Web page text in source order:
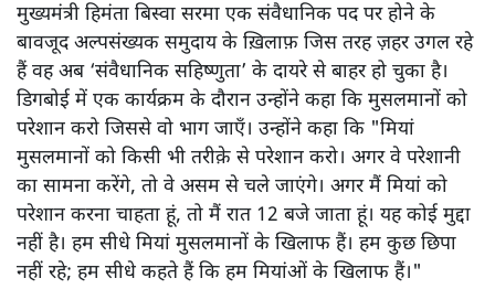
मुख्यमंत्री हिमंता बिस्वा सरमा एक संवैधानिक पद पर होने के
बावजूद अल्पसंख्यक समुदाय के ख़िलाफ़ जिस तरह ज़हर उगल रहे
हैं वह अब ‘संवैधानिक सहिष्णुता’ के दायरे से बाहर हो चुका है।
डिगबोई में एक कार्यक्रम के दौरान उन्होंने कहा कि मुसलमानों को
परेशान करो जिससे वो भाग जाएँ। उन्होंने कहा कि "मियां
मुसलमानों को किसी भी तरीक़े से परेशान करो। अगर वे परेशानी
का सामना करेंगे, तो वे असम से चले जाएंगे। अगर मैं मियां को
परेशान करना चाहता हूं, तो मैं रात 12 बजे जाता हूं। यह कोई मुद्दा
नहीं है। हम सीधे मियां मुसलमानों के खिलाफ हैं। हम कुछ छिपा
नहीं रहे; हम सीधे कहते हैं कि हम मियांओं के खिलाफ हैं।"